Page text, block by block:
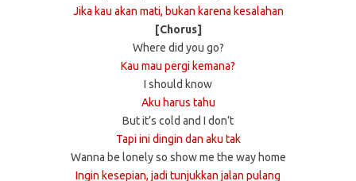
Jika kau akan mati, bukan karena kesalahan
[Chorus]
Where did you go?
Kau mau pergi kemana?
I should know
Aku harus tahu
But it’s cold and I don’t
Tapi ini dingin dan aku tak
Wanna be lonely so show me the way home
Ingin kesepian, jadi tunjukkan jalan pulang